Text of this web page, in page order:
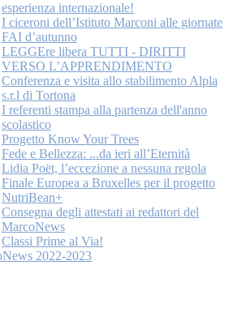
esperienza internazionale!
I ciceroni dell’Istituto Marconi alle giornate
FAI d’autunno
LEGGEre libera TUTTI - DIRITTI
VERSO L’APPRENDIMENTO
Conferenza e visita allo stabilimento Alpla
s.r.l di Tortona
I referenti stampa alla partenza dell'anno
scolastico
Progetto Know Your Trees
Fede e Bellezza: ...da ieri all’Eternità
Lidia Poët, l’eccezione a nessuna regola
Finale Europea a Bruxelles per il progetto
NutriBean+
Consegna degli attestati ai redattori del
MarcoNews
Classi Prime al Via!
2022-2023